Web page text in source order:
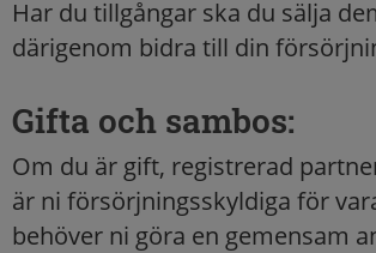
Har du tillgångar ska du sälja
därigenom bidra till din
Gifta och sambos:
Om du är gift, registrerad
är ni försörjningsskyldiga för
behöver ni göra en gemensam